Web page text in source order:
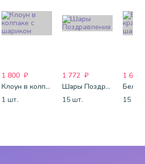
1 800 ₽
Клоун в колпаке с шариком
1 шт.
1 772 ₽
Шары Поздравления
15 шт.
1 688
15 шт.